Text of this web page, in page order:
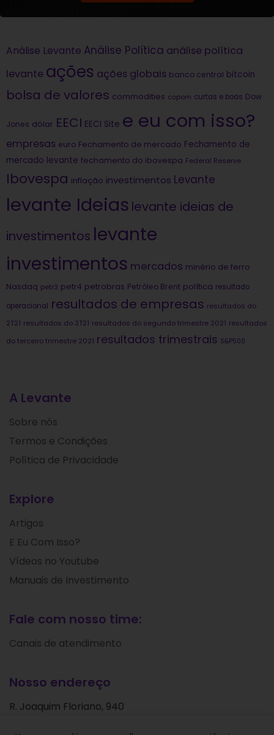
Análise Levante Análise Política análise política
levante ações ações globais banco central bitcoin
bolsa de valores commodities copom curtas e boas Dow
Jones dólar EECI EECI Site e eu com isso?
empresas euro Fechamento de mercado Fechamento de
mercado levante fechamento do ibovespa Federal Reserve
Ibovespa inflação investimentos Levante
levante Ideias levante ideias de
investimentos levante
investimentos mercados minério de ferro
Nasdaq petr3 petr4 petrobras Petróleo Brent política resultado
operacional resultados de empresas resultados do
2T21 resultados do 3T21 resultados do segundo trimestre 2021 resultados
do terceiro trimestre 2021 resultados trimestrais S&P500
A Levante
Sobre nós
Termos e Condições
Política de Privacidade
Explore
Artigos
E Eu Com Isso?
Vídeos no Youtube
Manuais de Investimento
Fale com nosso time:
Canais de atendimento
Nosso endereço
R. Joaquim Floriano, 940